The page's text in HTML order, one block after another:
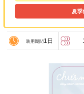
夏季
装用期間 1日